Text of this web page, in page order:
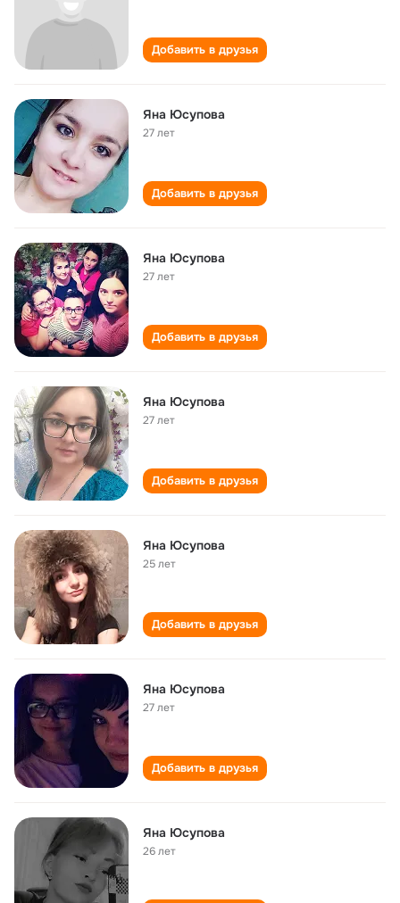
Добавить в друзья
Яна Юсупова
27 лет
Добавить в друзья
Яна Юсупова
27 лет
Добавить в друзья
Яна Юсупова
27 лет
Добавить в друзья
Яна Юсупова
25 лет
Добавить в друзья
Яна Юсупова
27 лет
Добавить в друзья
Яна Юсупова
26 лет